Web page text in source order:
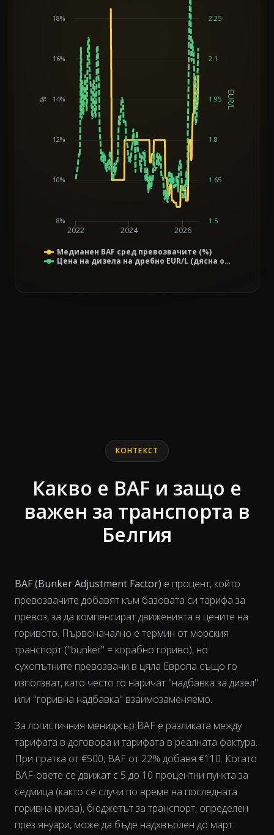
Line chart with 2 lines.
View as data table, Chart
% EUR/L
Медианен BAF сред превозвачите (%)
Цена на дизела на дребно EUR/L (дясна о…
2022 2024 2026
8%
10%
12%
14%
16%
18%
1.5
1.65
1.8
1.95
2.1
2.25
КОНТЕКСТ
Какво е BAF и защо е
важен за транспорта в
Белгия
BAF (Bunker Adjustment Factor) е процент, който
превозвачите добавят към базовата си тарифа за
превоз, за да компенсират движенията в цените на
горивото. Първоначално е термин от морския
транспорт ("bunker" = корабно гориво), но
сухопътните превозвачи в цяла Европа също го
използват, като често го наричат "надбавка за дизел"
или "горивна надбавка" взаимозаменяемо.
За логистичния мениджър BAF е разликата между
тарифата в договора и тарифата в реалната фактура.
При пратка от €500, BAF от 22% добавя €110. Когато
BAF-овете се движат с 5 до 10 процентни пункта за
седмица (както се случи по време на последната
горивна криза), бюджетът за транспорт, определен
през януари, може да бъде надхвърлен до март.